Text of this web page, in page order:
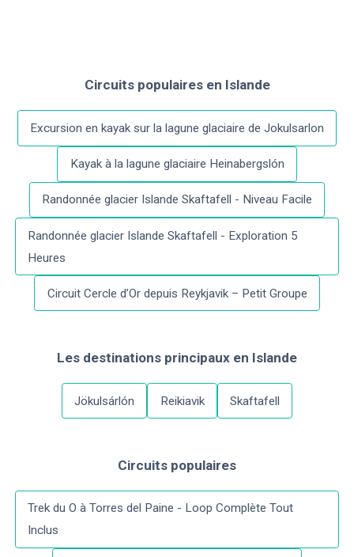
Circuits populaires en Islande
Excursion en kayak sur la lagune glaciaire de Jokulsarlon
Kayak à la lagune glaciaire Heinabergslón
Randonnée glacier Islande Skaftafell - Niveau Facile
Randonnée glacier Islande Skaftafell - Exploration 5
Heures
Circuit Cercle d’Or depuis Reykjavik – Petit Groupe
Les destinations principaux en Islande
Jökulsárlón Reikiavik Skaftafell
Circuits populaires
Trek du O à Torres del Paine - Loop Complète Tout
Inclus